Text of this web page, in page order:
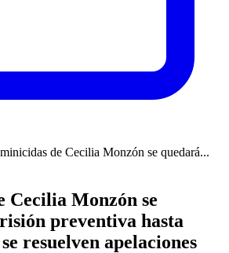
de Cecilia Monzón se quedará...
Cecilia Monzón se
preventiva hasta
resuelven apelaciones